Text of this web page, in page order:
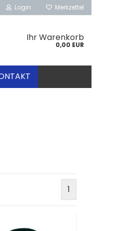
Login Merkzettel
Ihr Warenkorb
0,00 EUR
1